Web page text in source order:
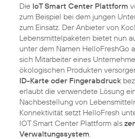
Die IoT Smart Center Plattform
zum Beispiel bei dem jungen
zum Einsatz. Der Anbieter von
Lebensmittelpaketen bietet nun
unter dem Namen HelloFreshGo
sich Mitarbeiter eines
ökologischen Produkten
ID-Karte oder Fingerabdruck
erlaubt die verwendete Lösung
Nachbestellung von
Konnektivität setzt HelloFresh
IOT Smart Center Plattform als
Verwaltungssystem